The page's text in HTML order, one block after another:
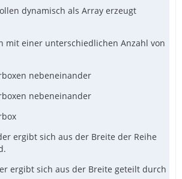
dynamisch als Array erzeugt
mit einer unterschiedlichen Anzahl von
nebeneinander
nebeneinander
ergibt sich aus der Breite der Reihe
ergibt sich aus der Breite geteilt durch